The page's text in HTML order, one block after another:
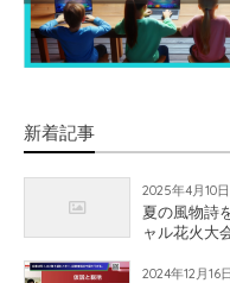
新着記事
2025年4月10日
夏の風物詩
ャル花火大
2024年12月16日